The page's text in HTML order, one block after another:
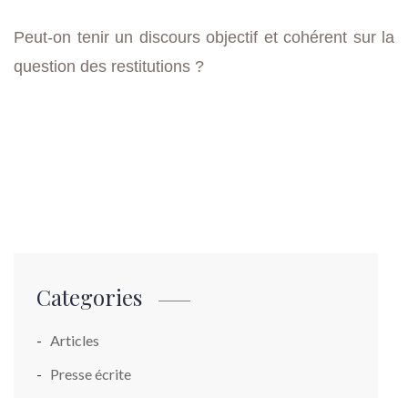
Peut-on tenir un discours objectif et cohérent sur la
question des restitutions ?
Categories
Articles
Presse écrite